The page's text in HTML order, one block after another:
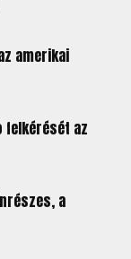
amerikai
felkérését az
a